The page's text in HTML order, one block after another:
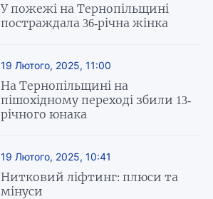
У пожежі на Тернопільщині
постраждала 36-річна жінка
19 Лютого, 2025, 11:00
На Тернопільщині на
пішохідному переході збили 13-
річного юнака
19 Лютого, 2025, 10:41
Нитковий ліфтинг: плюси та
мінуси